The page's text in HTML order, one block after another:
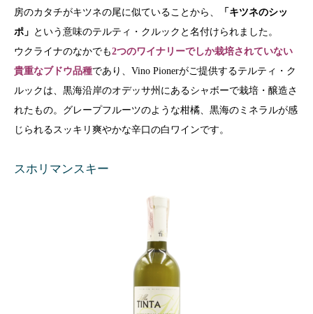
房のカタチがキツネの尾に似ていることから、
「キツネのシッ
ポ」 という意味のテルティ・クルックと名付けられました。
ウクライナのなかでも2つのワイナリーでしか栽培されていない
貴重なブドウ品種であり、Vino Pionerがご提供するテルティ・ク
ルックは、黒海沿岸のオデッサ州 にあるシャボーで栽培・醸造さ
れたもの。 グレープフルーツのような柑橘、黒海のミネラルが感
じられるスッキリ爽やかな辛口の白ワインです。
スホリマンスキー